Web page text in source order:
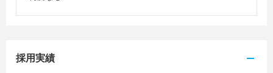
採用実績